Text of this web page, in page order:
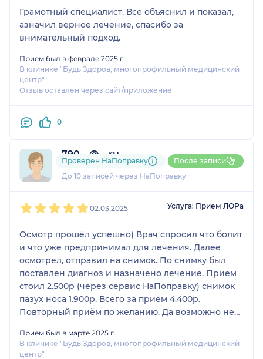
Грамотный специалист. Все объяснил и показал,
азначил верное лечение, спасибо за
внимательный подход.
Прием был в феврале 2025 г.
В клинике "Будь Здоров, многопрофильный медицинский
центр"
Отзыв оставлен через сайт/приложение
0
790....@....ru
3 отзыва
До 10 записей через НаПоправку
Проверен НаПоправку После записи
02.03.2025 Услуга: Прием ЛОРа
Осмотр прошёл успешно) Врач спросил что болит
и что уже предпринимал для лечения. Далее
осмотрел, отправил на снимок. По снимку был
поставлен диагноз и назначено лечение. Прием
стоил 2.500р (через сервис НаПоправку) снимок
пазух носа 1.900р. Всего за приём 4.400р.
Повторный приём по желанию. Да возможно не
неделю бесплатного врача)
Прием был в марте 2025 г.
В клинике "Будь Здоров, многопрофильный медицинский
центр"